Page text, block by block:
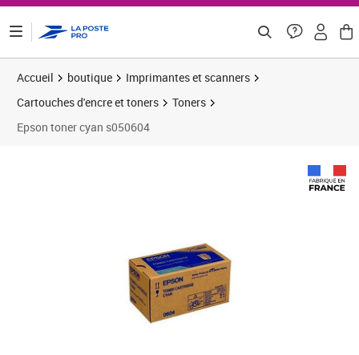
Accueil boutique
Imprimantes et scanners
Cartouches d'encre et toners
Toners
Epson toner cyan s050604